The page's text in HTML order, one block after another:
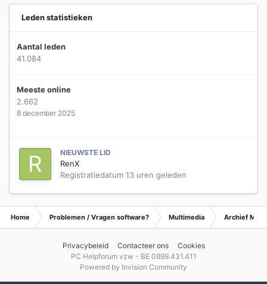
Leden statistieken
Aantal leden
41.084
Meeste online
2.662
8 december 2025
NIEUWSTE LID
RenX
Registratiedatum 13 uren geleden
Home Problemen / Vragen software? Multimedia Archief
Privacybeleid Contacteer ons
Cookies
PC Helpforum vzw - BE 0899.431.411
Powered by Invision Community